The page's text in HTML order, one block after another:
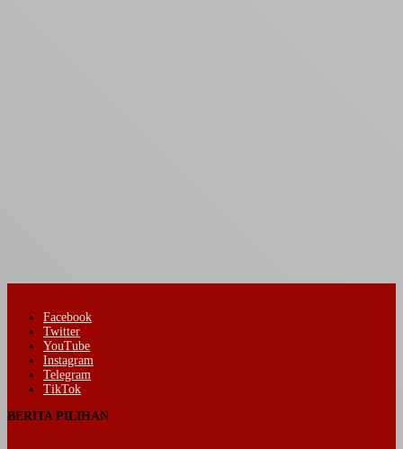
Facebook
Twitter
YouTube
Instagram
Telegram
TikTok
BERITA PILIHAN